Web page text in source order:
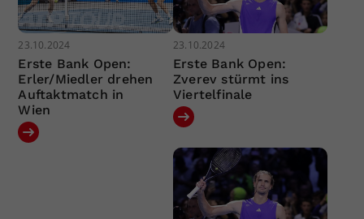
23.10.2024
Erste Bank Open:
Erler/Miedler drehen
Auftaktmatch in
Wien
23.10.2024
Erste Bank Open:
Zverev stürmt ins
Viertelfinale